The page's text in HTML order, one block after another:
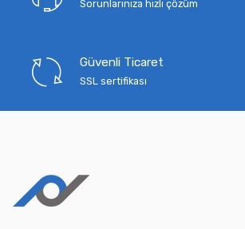
Sorunlarınıza hızlı çözüm
Güvenli Ticaret
SSL sertifikası